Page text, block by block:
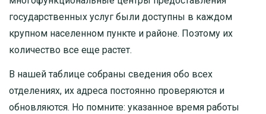
государственных услуг были доступны в каждом
крупном населенном пункте и районе. Поэтому их
количество все еще растет.
В нашей таблице собраны сведения обо всех
отделениях, их адреса постоянно проверяются и
обновляются. Но помните: указанное время работы
ЧЕХОВ